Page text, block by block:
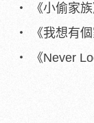
《小偷家
《我想有
《Never